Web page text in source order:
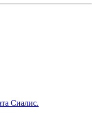
Сиалис.